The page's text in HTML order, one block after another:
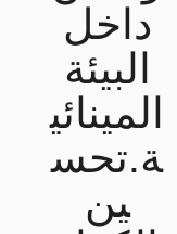
داخل
البيئة
المينائي
ة.تحس
ين